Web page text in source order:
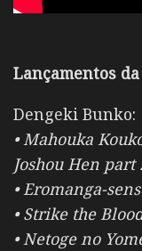
Lançamentos
Dengeki Bunko:
• Mahouka
Joshou Hen part
• Eromanga-
• Strike the
• Netoge no